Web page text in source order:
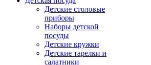
Детские столовые
приборы
Наборы детской
посуды
Детские кружки
Детские тарелки и
салатники